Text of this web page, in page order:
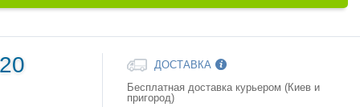
ДОСТАВКА
Бесплатная доставка курьером (Киев и
пригород)